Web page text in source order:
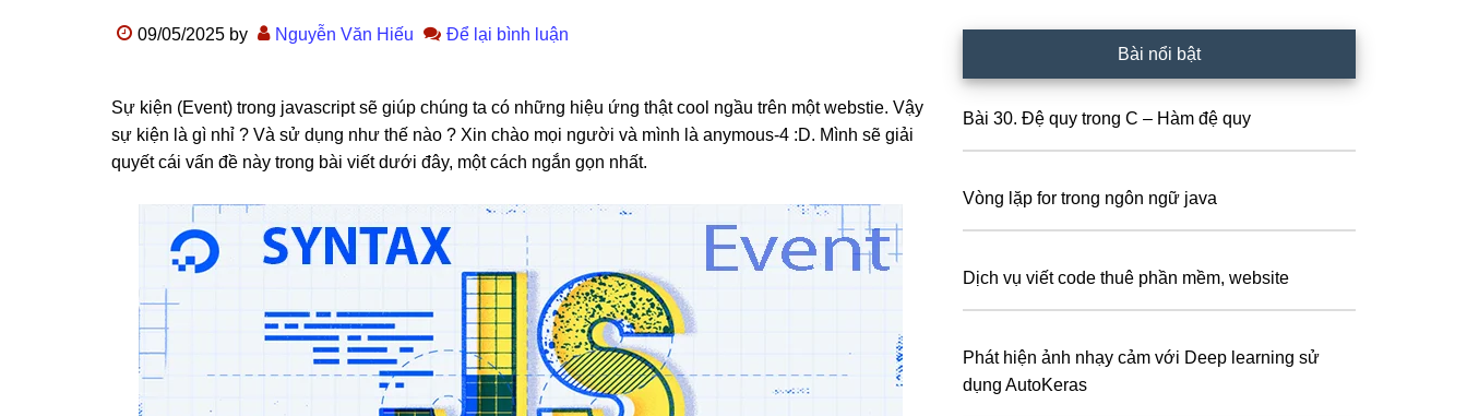
09/05/2025 by Nguyễn Văn Hiếu Để lại bình luận
Sự kiện (Event) trong javascript sẽ giúp chúng ta có những hiệu ứng thật cool ngầu trên một webstie. Vậy
sự kiện là gì nhỉ ? Và sử dụng như thế nào ? Xin chào mọi người và mình là anymous-4 :D. Mình sẽ giải
quyết cái vấn đề này trong bài viết dưới đây, một cách ngắn gọn nhất.
Bài nổi bật
Bài 30. Đệ quy trong C – Hàm đệ quy
Vòng lặp for trong ngôn ngữ java
Dịch vụ viết code thuê phần mềm, website
Phát hiện ảnh nhạy cảm với Deep learning sử
dụng AutoKeras